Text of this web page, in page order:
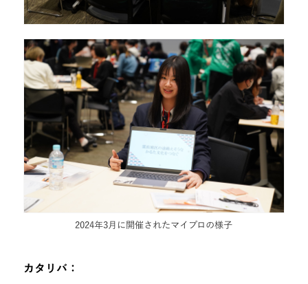
2024年3月に開催されたマイプロの様子
カタリバ：